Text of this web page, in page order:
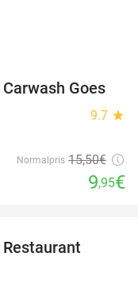
36%
Goes
9.7 star
Normalpris 15,50€
9,95€